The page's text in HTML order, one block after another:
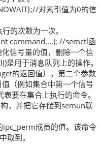
对索引值为0的信
的次数为一次。
command,...); //semctl函
信号量的值，删除一个信
是用于消息队列上的操作。
的返回值），第二个参数
（例如集合中第一个信号
要在集合上执行的命令。
，并把它存储到semun联
ipc_perm成员的值。该命令
取到。